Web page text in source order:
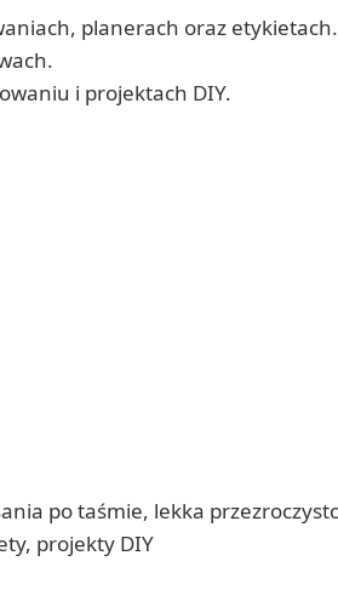
planerach oraz etykietach.
i projektach DIY.
po taśmie, lekka
projekty DIY